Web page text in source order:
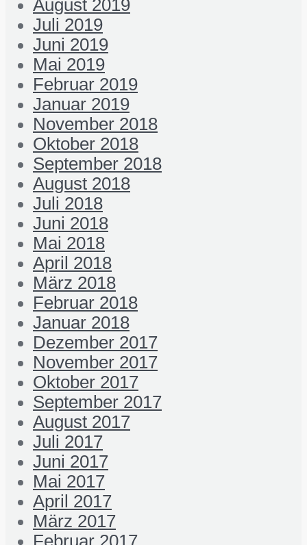
August 2019
Juli 2019
Juni 2019
Mai 2019
Februar 2019
Januar 2019
November 2018
Oktober 2018
September 2018
August 2018
Juli 2018
Juni 2018
Mai 2018
April 2018
März 2018
Februar 2018
Januar 2018
Dezember 2017
November 2017
Oktober 2017
September 2017
August 2017
Juli 2017
Juni 2017
Mai 2017
April 2017
März 2017
Februar 2017